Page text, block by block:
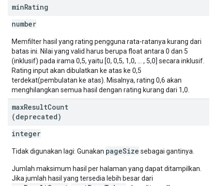
minRating
number
Memfilter hasil yang rating pengguna rata-ratanya kurang dari
batas ini. Nilai yang valid harus berupa float antara 0 dan 5
(inklusif) pada irama 0,5, yaitu [0, 0,5, 1,0, ... , 5,0] secara inklusif.
Rating input akan dibulatkan ke atas ke 0,5
terdekat(pembulatan ke atas). Misalnya, rating 0,6 akan
menghilangkan semua hasil dengan rating kurang dari 1,0.
maxResultCount
(deprecated)
integer
Tidak digunakan lagi: Gunakan pageSize sebagai gantinya.
Jumlah maksimum hasil per halaman yang dapat ditampilkan.
Jika jumlah hasil yang tersedia lebih besar dari